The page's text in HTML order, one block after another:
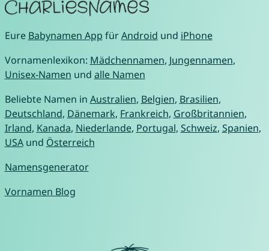
Eure Babynamen App fürAndroid und iPhone
Vornamenlexikon: Mädchennamen, Jungennamen,
Unisex-Namen und alle Namen
Beliebte Namen in Australien, Belgien, Brasilien,
Deutschland, Dänemark, Frankreich, Großbritannien,
Irland, Kanada, Niederlande, Portugal, Schweiz, Spanien,
USAund Österreich
Namensgenerator
Vornamen Blog